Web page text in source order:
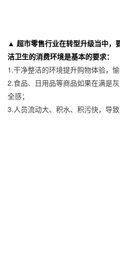
▲ 超市零售行业在转型升级当中，
洁卫生的消费环境是基本的要求：
1.干净整洁的环境提升购物体验，
2.食品、日用品等商品如果在满是
全感；
3.人员流动大、积水、积污快，导